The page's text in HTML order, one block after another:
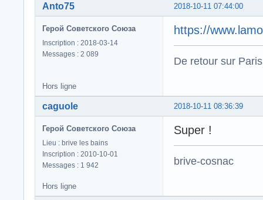
2018-10-11 07:44:00
Anto75
Герой Советского Союза
Inscription : 2018-03-14
Messages : 2 089
https://
De retour sur Paris
Hors ligne
2018-10-11 08:36:39
caguole
Герой Советского Союза
Lieu : brive les bains
Inscription : 2010-10-01
Messages : 1 942
Super !
brive-cosnac
Hors ligne